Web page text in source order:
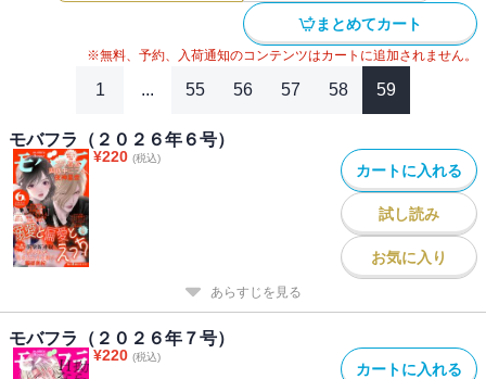
嬢をかばってケガをした御曹司と過ごす、初めての夫婦らしい時間
綿見唯「もまれてピンク」
マッサージ師彼氏の癒し系ラブ、初めての同棲は、1週間でまさかの
倦怠期!?
奥森玲「キミと秘密のひとりエッチ2～もう、止まらないからここ
で…～」
想像通りに、抱いていい…？ アラサー彼女に夢中の年下大学生
は、ひとりHの妄想通りに、ストッキングを乱して彼女をとろとろに
まとめてカート
※無料、予約、入荷通知のコンテンツはカートに追加されません。
1 ... 55 56 57 58 59
モバフラ（２０２６年６号）
¥220 (税込)
カートに入れる
試し読み
お気に入り
あらすじを見る
モバフラ（２０２６年７号）
¥220 (税込)
カートに入れる